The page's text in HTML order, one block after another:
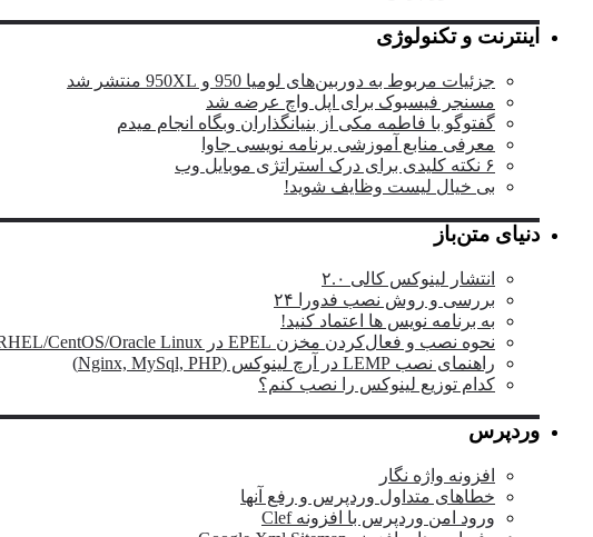
اینترنت و تکنولوژی
جزئیات مربوط به دوربین‌های لومیا 950 و 950XL منتشر شد
مسنجر فیسبوک برای اپل واچ عرضه شد
گفتوگو با فاطمه مکی از بنیانگذاران وبگاه انجام میدم
معرفی منابع آموزشی برنامه نویسی جاوا
۶ نکته کلیدی برای درک استراتژی موبایل وب
بی خیال لیست وظایف شوید!
دنیای متن‌باز
انتشار لینوکس کالی ۲.۰
بررسی و روش نصب فدورا ۲۴
به برنامه نویس ها اعتماد کنید!
نحوه نصب و فعال‌کردن مخزن EPEL در RHEL/CentOS/Oracle Linux
راهنمای نصب LEMP در آرچ لینوکس (Nginx, MySql, PHP)
کدام توزیع لینوکس را نصب کنم؟
وردپرس
افزونه واژه نگار
خطاهای متداول وردپرس و رفع آنها
ورود امن وردپرس با افزونه Clef